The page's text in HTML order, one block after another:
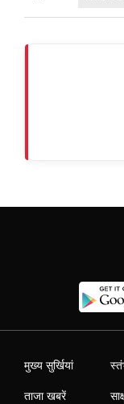
मुख्य सुर्खियां
ताजा खबरें